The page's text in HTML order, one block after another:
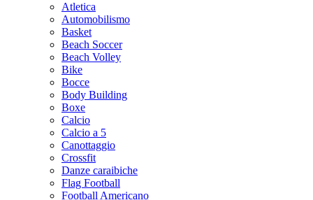
Atletica
Automobilismo
Basket
Beach Soccer
Beach Volley
Bike
Bocce
Body Building
Boxe
Calcio
Calcio a 5
Canottaggio
Crossfit
Danze caraibiche
Flag Football
Football Americano